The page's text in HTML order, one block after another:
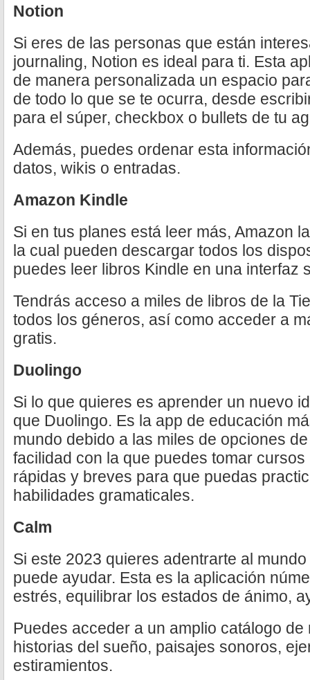
Notion
Si eres de las personas que están
journaling, Notion es ideal para ti. Esta
de manera personalizada un espacio
de todo lo que se te ocurra, desde
para el súper, checkbox o bullets de tu
Además, puedes ordenar esta
datos, wikis o entradas.
Amazon Kindle
Si en tus planes está leer más, Amazon
la cual pueden descargar todos los
puedes leer libros Kindle en una interfaz
Tendrás acceso a miles de libros de la
todos los géneros, así como acceder a
gratis.
Duolingo
Si lo que quieres es aprender un nuevo
que Duolingo. Es la app de educación
mundo debido a las miles de opciones
facilidad con la que puedes tomar
rápidas y breves para que puedas
habilidades gramaticales.
Calm
Si este 2023 quieres adentrarte al
puede ayudar. Esta es la aplicación
estrés, equilibrar los estados de ánimo,
Puedes acceder a un amplio catálogo
historias del sueño, paisajes sonoros,
estiramientos.